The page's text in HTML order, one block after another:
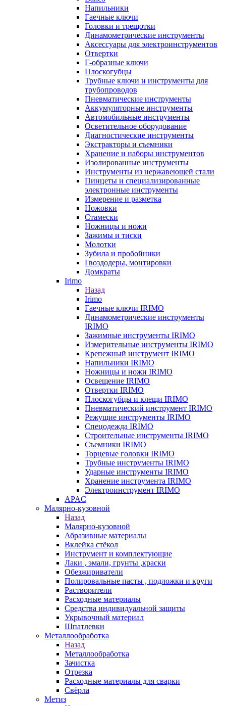
Напильники
Гаечные ключи
Головки и трещотки
Динамометрические инструменты
Аксессуары для электроинструментов
Отвертки
Г-образные ключи
Плоскогубцы
Трубные ключи и инструменты для
трубопроводов
Пневматические инструменты
Аккумуляторные инструменты
Автомобильные инструменты
Осветительное оборудование
Диагностические инструменты
Экстракторы и съемники
Хранение и наборы инструментов
Изолированные инструменты
Инструменты из нержавеющей стали
Пинцеты и специализированные
электронные инструменты
Измерение и разметка
Ножовки
Стамески
Ножницы и ножи
Зажимы и тиски
Молотки
Зубила и пробойники
Гвоздодеры, монтировки
Домкраты
Irimo
Назад
Irimo
Гаечные ключи IRIMO
Динамометрические инструменты
IRIMO
Зажимные инструменты IRIMO
Измерительные инструменты IRIMO
Крепежный инструмент IRIMO
Напильники IRIMO
Ножницы и ножи IRIMO
Освещение IRIMO
Отвертки IRIMO
Плоскогубцы и клещи IRIMO
Пневматический инструмент IRIMO
Режущие инструменты IRIMO
Спецодежда IRIMO
Строительные инструменты IRIMO
Съемники IRIMO
Торцевые головки IRIMO
Трубные инструменты IRIMO
Ударные инструменты IRIMO
Хранение инструмента IRIMO
Электроинструмент IRIMO
APAC
Малярно-кузовной
Назад
Малярно-кузовной
Абразивные материалы
Вклейка стёкол
Инструмент и комплектующие
Лаки , эмали, грунты ,краски
Обезжириватели
Полировальные пасты , подложки и круги
Растворители
Расходные материалы
Средства индивидуальной защиты
Укрывочный материал
Шпатлевки
Металлообработка
Назад
Металлообработка
Зачистка
Отрезка
Расходные материалы для сварки
Свёрла
Метиз